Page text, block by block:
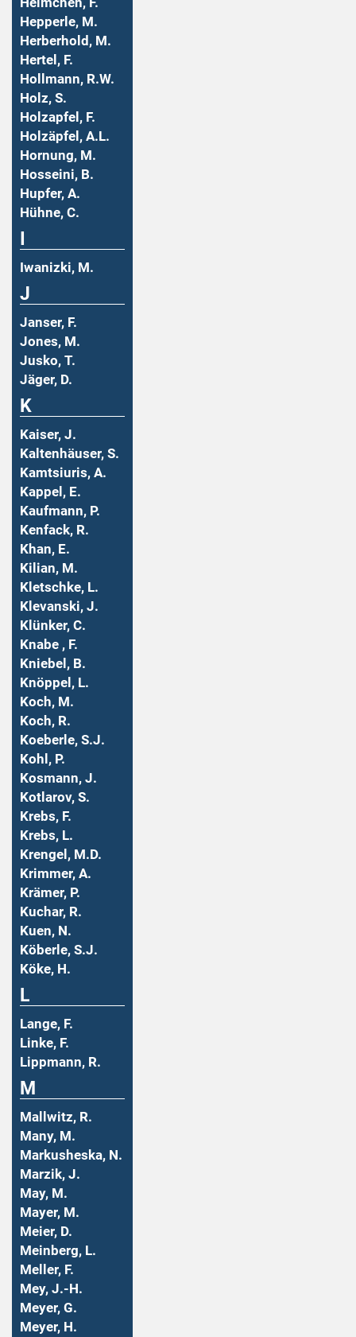
Hepperle, M.
Herberhold, M.
Hertel, F.
Hollmann, R.W.
Holz, S.
Holzapfel, F.
Holzäpfel, A.L.
Hornung, M.
Hosseini, B.
Hupfer, A.
Hühne, C.
Iwanizki, M.
J
Janser, F.
Jones, M.
Jusko, T.
Jäger, D.
K
Kaiser, J.
Kaltenhäuser, S.
Kamtsiuris, A.
Kappel, E.
Kaufmann, P.
Kenfack, R.
Khan, E.
Kilian, M.
Kletschke, L.
Klevanski, J.
Klünker, C.
Knabe , F.
Kniebel, B.
Knöppel, L.
Koch, M.
Koch, R.
Koeberle, S.J.
Kohl, P.
Kosmann, J.
Kotlarov, S.
Krebs, F.
Krebs, L.
Krengel, M.D.
Krimmer, A.
Krämer, P.
Kuchar, R.
Kuen, N.
Köberle, S.J.
Köke, H.
L
Lange, F.
Linke, F.
Lippmann, R.
M
Mallwitz, R.
Many, M.
Markusheska, N.
Marzik, J.
May, M.
Mayer, M.
Meier, D.
Meinberg, L.
Meller, F.
Mey, J.-H.
Meyer, G.
Meyer, H.